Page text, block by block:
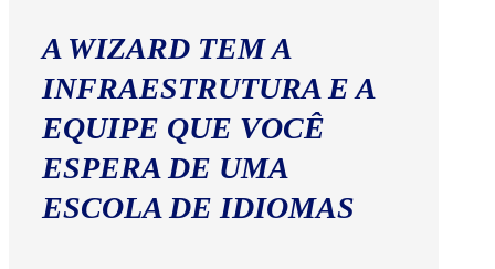
A WIZARD TEM A
INFRAESTRUTURA E A
EQUIPE QUE VOCÊ
ESPERA DE UMA
ESCOLA DE IDIOMAS